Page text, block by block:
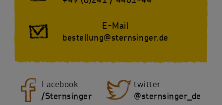
E-Mail
bestellung@sternsinger.de
Facebook
/Sternsinger
twitter
@sternsinger_de